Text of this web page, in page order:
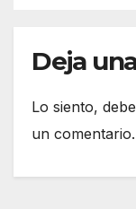
Deja
Lo siento,
un comentario.